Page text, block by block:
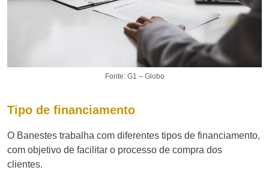
Fonte: G1 – Globo
Tipo de financiamento
O Banestes trabalha com diferentes tipos de financiamento,
com objetivo de facilitar o processo de compra dos
clientes.